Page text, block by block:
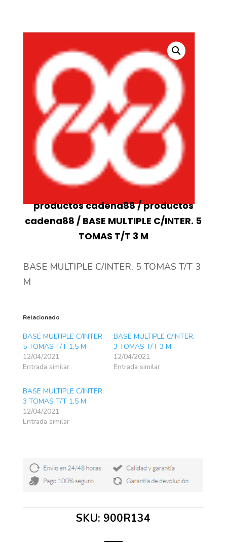
productos cadena88/productos
cadena88 / BASE MULTIPLE C/INTER. 5
TOMAS T/T 3 M
BASE MULTIPLE C/INTER. 5 TOMAS T/T 3
M
Relacionado
BASE MULTIPLE C/INTER.
5 TOMAS T/T 1,5 M
12/04/2021
Entrada similar
BASE MULTIPLE C/INTER.
3 TOMAS T/T 3 M
12/04/2021
Entrada similar
BASE MULTIPLE C/INTER.
3 TOMAS T/T 1,5 M
12/04/2021
Entrada similar
SKU: 900R134